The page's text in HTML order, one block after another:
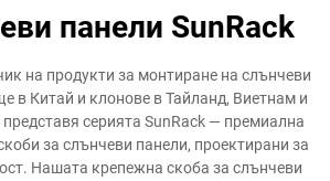
панели SunRack
на продукти за монтиране на слънчеви
в Китай и клонове в Тайланд, Виетнам и
серията SunRack — премиална
за слънчеви панели, проектирани за
Нашата крепежна скоба за слънчеви